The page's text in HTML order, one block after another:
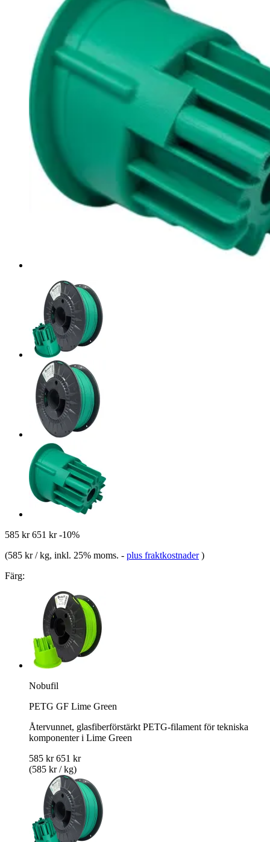
585 kr 651 kr -10%
(585 kr / kg, inkl. 25% moms. - plus fraktkostnader )
Färg:
Nobufil
PETG GF Lime Green
Återvunnet, glasfiberförstärkt PETG-filament för tekniska
komponenter i Lime Green
585 kr 651 kr
(585 kr / kg)